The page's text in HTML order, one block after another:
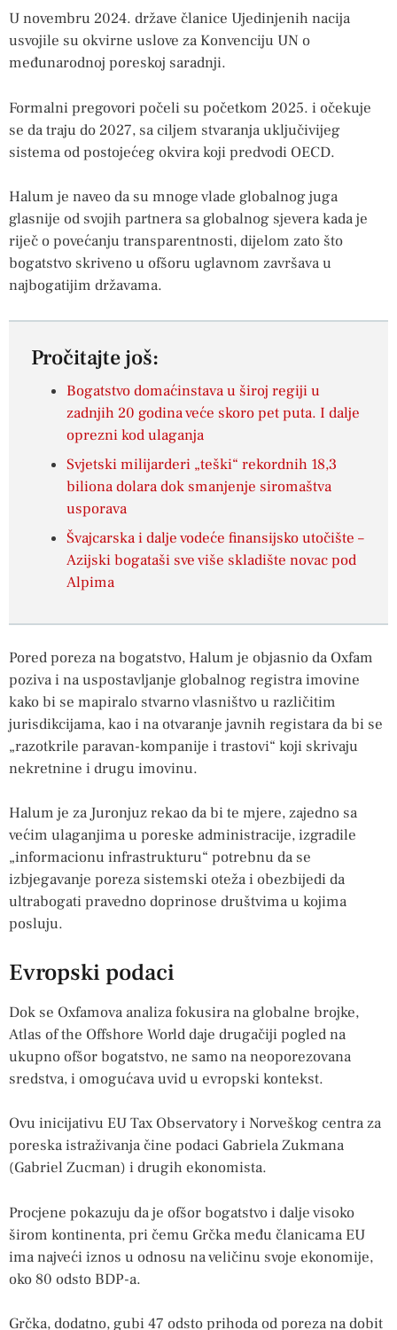
U novembru 2024. države članice Ujedinjenih nacija
usvojile su okvirne uslove za Konvenciju UN o
međunarodnoj poreskoj saradnji.
Formalni pregovori počeli su početkom 2025. i očekuje
se da traju do 2027, sa ciljem stvaranja uključivijeg
sistema od postojećeg okvira koji predvodi OECD.
Halum je naveo da su mnoge vlade globalnog juga
glasnije od svojih partnera sa globalnog sjevera kada je
riječ o povećanju transparentnosti, dijelom zato što
bogatstvo skriveno u ofšoru uglavnom završava u
najbogatijim državama.
Pročitajte još:
Bogatstvo domaćinstava u široj regiji u
zadnjih 20 godina veće skoro pet puta. I dalje
oprezni kod ulaganja
Svjetski milijarderi „teški“ rekordnih 18,3
biliona dolara dok smanjenje siromaštva
usporava
Švajcarska i dalje vodeće finansijsko utočište –
Azijski bogataši sve više skladište novac pod
Alpima
Pored poreza na bogatstvo, Halum je objasnio da Oxfam
poziva i na uspostavljanje globalnog registra imovine
kako bi se mapiralo stvarno vlasništvo u različitim
jurisdikcijama, kao i na otvaranje javnih registara da bi se
„razotkrile paravan-kompanije i trastovi“ koji skrivaju
nekretnine i drugu imovinu.
Halum je za Juronjuz rekao da bi te mjere, zajedno sa
većim ulaganjima u poreske administracije, izgradile
„informacionu infrastrukturu“ potrebnu da se
izbjegavanje poreza sistemski oteža i obezbijedi da
ultrabogati pravedno doprinose društvima u kojima
posluju.
Evropski podaci
Dok se Oxfamova analiza fokusira na globalne brojke,
Atlas of the Offshore World daje drugačiji pogled na
ukupno ofšor bogatstvo, ne samo na neoporezovana
sredstva, i omogućava uvid u evropski kontekst.
Ovu inicijativu EU Tax Observatory i Norveškog centra za
poreska istraživanja čine podaci Gabriela Zukmana
(Gabriel Zucman) i drugih ekonomista.
Procjene pokazuju da je ofšor bogatstvo i dalje visoko
širom kontinenta, pri čemu Grčka među članicama EU
ima najveći iznos u odnosu na veličinu svoje ekonomije,
oko 80 odsto BDP-a.
Grčka, dodatno, gubi 47 odsto prihoda od poreza na dobit